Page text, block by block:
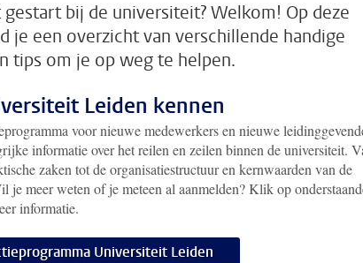
gestart bij de universiteit? Welkom! Op deze
je een overzicht van verschillende handige
tips om je op weg te helpen.
Leiden kennen
voor nieuwe medewerkers en nieuwe
informatie over het reilen en zeilen binnen de universiteit.
zaken tot de organisatiestructuur en kernwaarden van de
je meer weten of je meteen al aanmelden? Klik op
informatie.
Universiteit Leiden